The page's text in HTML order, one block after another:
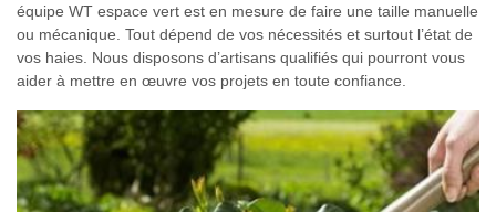
équipe WT espace vert est en mesure de faire une taille manuelle
ou mécanique. Tout dépend de vos nécessités et surtout l’état de
vos haies. Nous disposons d’artisans qualifiés qui pourront vous
aider à mettre en œuvre vos projets en toute confiance.